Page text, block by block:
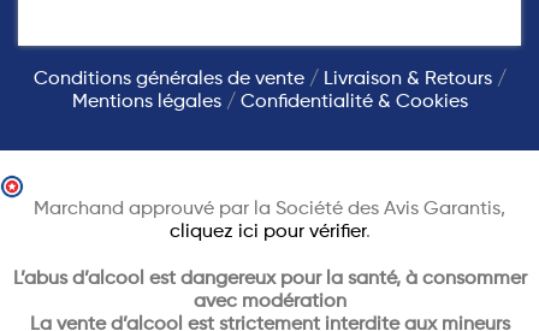
Conditions générales de vente/ Livraison & Retours/
Mentions légales/ Confidentialité & Cookies
Marchand approuvé par la Société des Avis Garantis,
cliquez ici pour vérifier.
L’abus d’alcool est dangereux pour la santé, à consommer
avec modération
La vente d’alcool est strictement interdite aux mineurs